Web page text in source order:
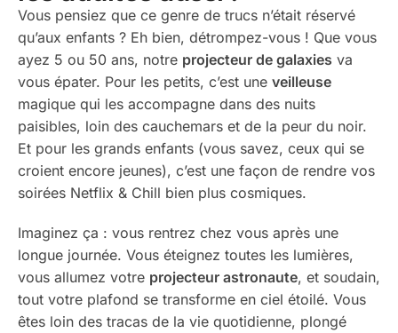
Vous pensiez que ce genre de trucs n’était réservé
qu’aux enfants ? Eh bien, détrompez-vous ! Que vous
ayez 5 ou 50 ans, notre projecteur de galaxies va
vous épater. Pour les petits, c’est une veilleuse
magique qui les accompagne dans des nuits
paisibles, loin des cauchemars et de la peur du noir.
Et pour les grands enfants (vous savez, ceux qui se
croient encore jeunes), c’est une façon de rendre vos
soirées Netflix & Chill bien plus cosmiques.
Imaginez ça : vous rentrez chez vous après une
longue journée. Vous éteignez toutes les lumières,
vous allumez votre projecteur astronaute, et soudain,
tout votre plafond se transforme en ciel étoilé. Vous
êtes loin des tracas de la vie quotidienne, plongé